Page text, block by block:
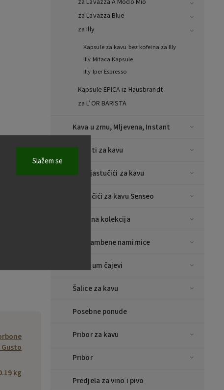
Slažem se
za Lavazza A Modo Mio
za Lavazza Blue
za Illy
Kapsule za kavu bez kofeina za Illy
Illy Mitaca Kapsule
Illy Iper Espresso
Kapsule EPICA iz Hausbrandt
za L’OR BARISTA
Kava u zrnu, Mljevena, Instant
Aparati za kavu
E.S.E jastučići za kavu
Jastučići za kavu Senseo
Božićna kolekcija
Prehrambene namirnice
Premium čajevi
Šalice za kavu
Posebne ponude
Pribor za kavu
Pribor
Predjela za vino i pivo
kg